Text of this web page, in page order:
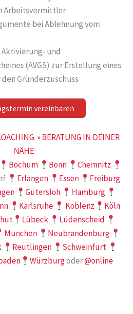
Arbeitsvermittler
bei Ablehnung vom
und
(AVGS) zur Erstellung eines
Gründerzuschuss
vereinbaren
» BERATUNG IN DEINER
NÄHE
Bochum Bonn
Chemnitz
Erlangen Essen
Freiburg
Gütersloh
Hamburg
Karlsruhe Koblenz
Köln
Lübeck
Lüdenscheid
München
Neubrandenburg
Reutlingen
Schweinfurt
Würzburgoder@online